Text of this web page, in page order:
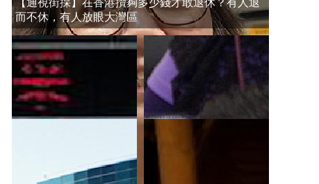
【通視街採】在香港攢夠多少錢才敢退休？有人退
而不休，有人放眼大灣區